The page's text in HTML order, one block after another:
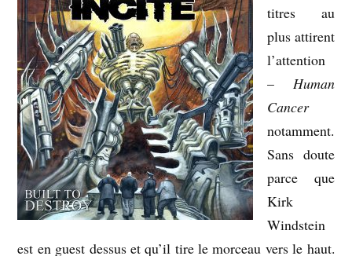
titres au
plus attirent
l’attention
– Human
Cancer
notamment.
Sans doute
parce que
Kirk
Windstein
est en guest dessus et qu’il tire le morceau vers le haut.